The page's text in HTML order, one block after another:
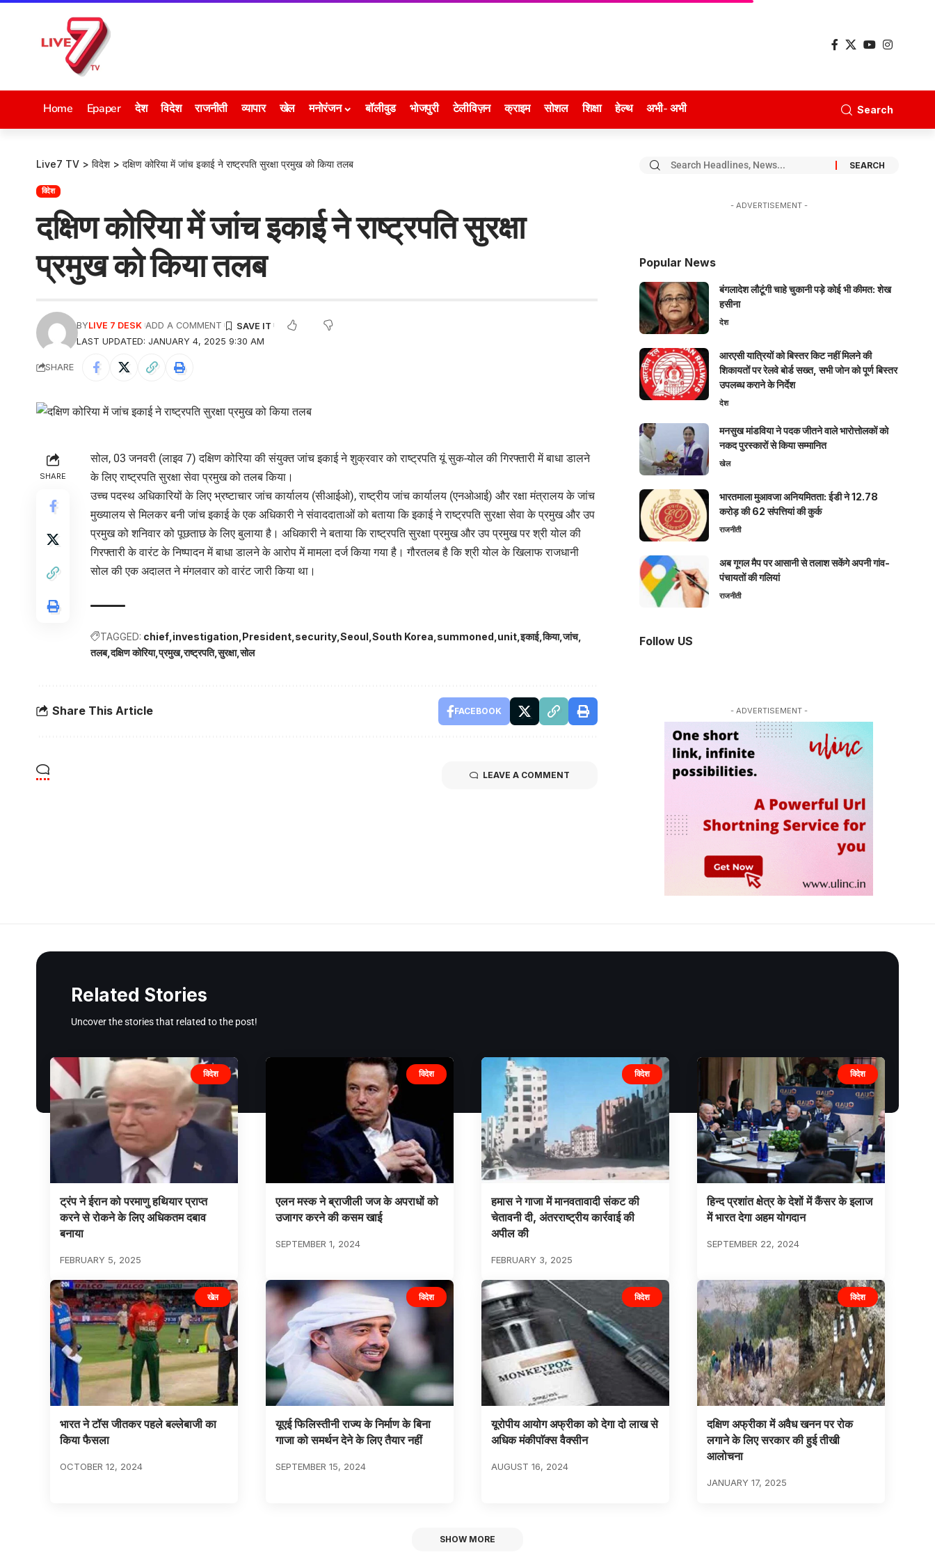
Home Epaper देश विदेश राजनीती व्यापार खेल मनोरंजन बॉलीवुड भोजपुरी टेलीविज़न क्राइम सोशल शिक्षा हेल्थ अभी- अभी Search
Live7 TV > विदेश > दक्षिण कोरिया में जांच इकाई ने राष्ट्रपति सुरक्षा प्रमुख को किया तलब
विदेश
दक्षिण कोरिया में जांच इकाई ने राष्ट्रपति सुरक्षा
प्रमुख को किया तलब
LAST UPDATED: JANUARY 4, 2025 9:30 AM
BYLIVE 7 DESK ADD A COMMENT
SHARE
SHARE
सोल, 03 जनवरी (लाइव 7) दक्षिण कोरिया की संयुक्त जांच इकाई ने शुक्रवार को राष्ट्रपति यूं सुक-योल की गिरफ्तारी में बाधा डालने
के लिए राष्ट्रपति सुरक्षा सेवा प्रमुख को तलब किया।
उच्च पदस्थ अधिकारियों के लिए भ्रष्टाचार जांच कार्यालय (सीआईओ), राष्ट्रीय जांच कार्यालय (एनओआई) और रक्षा मंत्रालय के जांच
मुख्यालय से मिलकर बनी जांच इकाई के एक अधिकारी ने संवाददाताओं को बताया कि इकाई ने राष्ट्रपति सुरक्षा सेवा के प्रमुख और उप
प्रमुख को शनिवार को पूछताछ के लिए बुलाया है। अधिकारी ने बताया कि राष्ट्रपति सुरक्षा प्रमुख और उप प्रमुख पर श्री योल की
गिरफ्तारी के वारंट के निष्पादन में बाधा डालने के आरोप में मामला दर्ज किया गया है। गौरतलब है कि श्री योल के खिलाफ राजधानी
सोल की एक अदालत ने मंगलवार को वारंट जारी किया था।
TAGGED: chief investigation President security Seoul South Korea summoned unit इकाई किया जांच
तलब दक्षिण कोरिया प्रमुख राष्ट्रपति सुरक्षा सोल
Share This Article FACEBOOK
LEAVE A COMMENT
- ADVERTISEMENT -
Popular News
बंगलादेश लौटूंगी चाहे चुकानी पड़े कोई भी कीमत: शेख
हसीना
देश
आरएसी यात्रियों को बिस्तर किट नहीं मिलने की
शिकायतों पर रेलवे बोर्ड सख्त, सभी जोन को पूर्ण बिस्तर
उपलब्ध कराने के निर्देश
देश
मनसुख मांडविया ने पदक जीतने वाले भारोत्तोलकों को
नकद पुरस्कारों से किया सम्मानित
खेल
भारतमाला मुआवजा अनियमितता: ईडी ने 12.78
करोड़ की 62 संपत्तियां की कुर्क
राजनीती
अब गूगल मैप पर आसानी से तलाश सकेंगे अपनी गांव-
पंचायतों की गलियां
राजनीती
Follow US
- ADVERTISEMENT -
Related Stories
Uncover the stories that related to the post!
विदेश
ट्रंप ने ईरान को परमाणु हथियार प्राप्त
करने से रोकने के लिए अधिकतम दबाव
बनाया
FEBRUARY 5, 2025
विदेश
एलन मस्क ने ब्राजीली जज के अपराधों को
उजागर करने की कसम खाई
SEPTEMBER 1, 2024
विदेश
हमास ने गाजा में मानवतावादी संकट की
चेतावनी दी, अंतरराष्ट्रीय कार्रवाई की
अपील की
FEBRUARY 3, 2025
विदेश
हिन्द प्रशांत क्षेत्र के देशों में कैंसर के इलाज
में भारत देगा अहम योगदान
SEPTEMBER 22, 2024
खेल
भारत ने टॉस जीतकर पहले बल्लेबाजी का
किया फैसला
OCTOBER 12, 2024
विदेश
यूएई फिलिस्तीनी राज्य के निर्माण के बिना
गाजा को समर्थन देने के लिए तैयार नहीं
SEPTEMBER 15, 2024
विदेश
यूरोपीय आयोग अफ्रीका को देगा दो लाख से
अधिक मंकीपाॅक्स वैक्सीन
AUGUST 16, 2024
विदेश
दक्षिण अफ्रीका में अवैध खनन पर रोक
लगाने के लिए सरकार की हुई तीखी
आलोचना
JANUARY 17, 2025
SHOW MORE